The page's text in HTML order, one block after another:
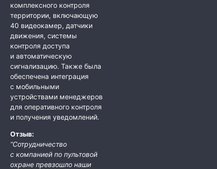
комплексного контроля
территории, включающую
40 видеокамер, датчики
движения, системы
контроля доступа
и автоматическую
сигнализацию. Также была
обеспечена интеграция
с мобильными
устройствами менеджеров
для оперативного контроля
и получения уведомлений.
Отзыв:
“Сотрудничество
с компанией по пультовой
охране превзошло наши